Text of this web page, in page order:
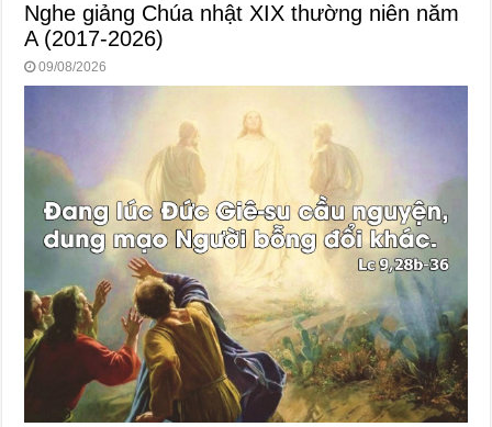
Nghe giảng Chúa nhật XIX thường niên năm
A (2017-2026)
09/08/2026